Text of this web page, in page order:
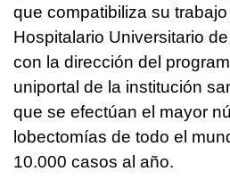
que compatibiliza su
Hospitalario Universitario
con la dirección del
uniportal de la institución
que se efectúan el mayor
lobectomías de todo el
10.000 casos al año.